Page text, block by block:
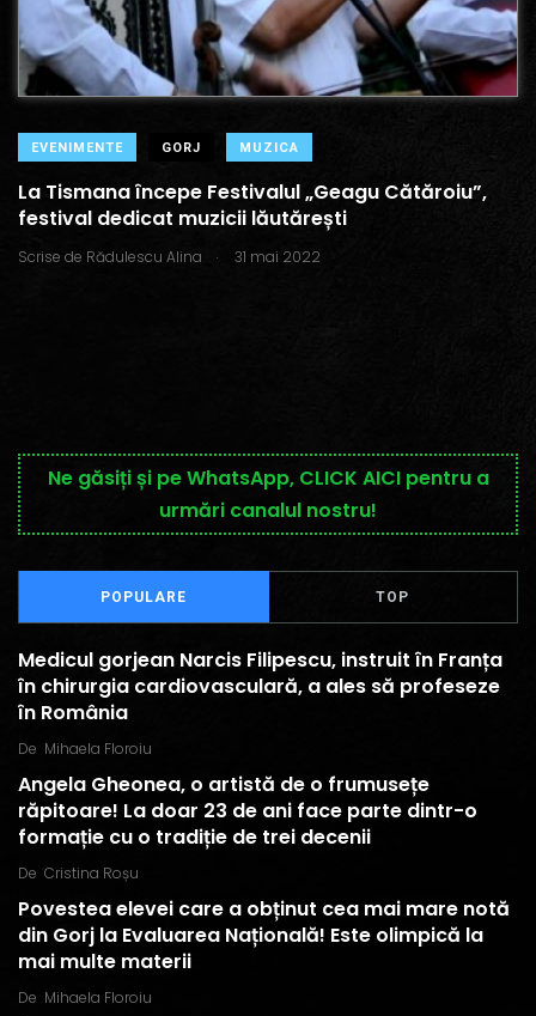
EVENIMENTE GORJ MUZICA
La Tismana începe Festivalul „Geagu Cătăroiu”,
festival dedicat muzicii lăutărești
Scrise de Rădulescu Alina . 31 mai 2022
Ne găsiți și pe WhatsApp, CLICK AICI pentru a
urmări canalul nostru!
POPULARE TOP
Medicul gorjean Narcis Filipescu, instruit în Franța
în chirurgia cardiovasculară, a ales să profeseze
în România
De Mihaela Floroiu
Angela Gheonea, o artistă de o frumusețe
răpitoare! La doar 23 de ani face parte dintr-o
formație cu o tradiție de trei decenii
De Cristina Roșu
Povestea elevei care a obținut cea mai mare notă
din Gorj la Evaluarea Națională! Este olimpică la
mai multe materii
De Mihaela Floroiu